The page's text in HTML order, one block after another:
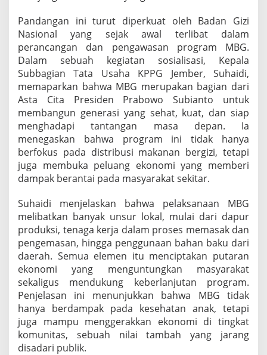
Pandangan ini turut diperkuat oleh Badan Gizi
Nasional yang sejak awal terlibat dalam
perancangan dan pengawasan program MBG.
Dalam sebuah kegiatan sosialisasi, Kepala
Subbagian Tata Usaha KPPG Jember, Suhaidi,
memaparkan bahwa MBG merupakan bagian dari
Asta Cita Presiden Prabowo Subianto untuk
membangun generasi yang sehat, kuat, dan siap
menghadapi tantangan masa depan. Ia
menegaskan bahwa program ini tidak hanya
berfokus pada distribusi makanan bergizi, tetapi
juga membuka peluang ekonomi yang memberi
dampak berantai pada masyarakat sekitar.
Suhaidi menjelaskan bahwa pelaksanaan MBG
melibatkan banyak unsur lokal, mulai dari dapur
produksi, tenaga kerja dalam proses memasak dan
pengemasan, hingga penggunaan bahan baku dari
daerah. Semua elemen itu menciptakan putaran
ekonomi yang menguntungkan masyarakat
sekaligus mendukung keberlanjutan program.
Penjelasan ini menunjukkan bahwa MBG tidak
hanya berdampak pada kesehatan anak, tetapi
juga mampu menggerakkan ekonomi di tingkat
komunitas, sebuah nilai tambah yang jarang
disadari publik.